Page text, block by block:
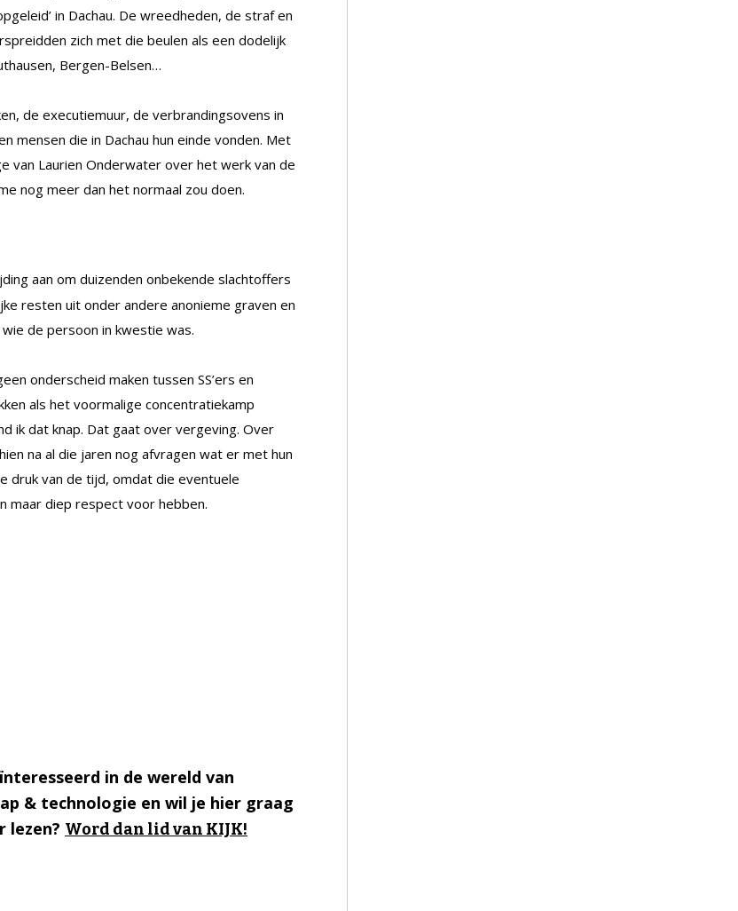
in Dachau. De wreedheden, de straf en
zich met die beulen als een dodelijk
Bergen-Belsen…
de executiemuur, de verbrandingsovens in
mensen die in Dachau hun einde vonden. Met
van Laurien Onderwater over het werk van de
nog meer dan het normaal zou doen.
aan om duizenden onbekende slachtoffers
resten uit onder andere anonieme graven en
de persoon in kwestie was.
onderscheid maken tussen SS’ers en
als het voormalige concentratiekamp
ik dat knap. Dat gaat over vergeving. Over
na al die jaren nog afvragen wat er met hun
druk van de tijd, omdat die eventuele
maar diep respect voor hebben.
in de wereld van
& technologie en wil je hier graag
lezen? Word dan lid van KIJK!